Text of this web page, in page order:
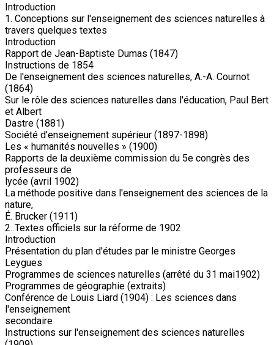
Introduction
1. Conceptions sur l'enseignement des sciences naturelles à
travers quelques textes
Introduction
Rapport de Jean-Baptiste Dumas (1847)
Instructions de 1854
De l'enseignement des sciences naturelles, A.-A. Cournot
(1864)
Sur le rôle des sciences naturelles dans l'éducation, Paul Bert
et Albert
Dastre (1881)
Société d'enseignement supérieur (1897-1898)
Les « humanités nouvelles » (1900)
Rapports de la deuxième commission du 5e congrès des
professeurs de
lycée (avril 1902)
La méthode positive dans l'enseignement des sciences de la
nature,
É. Brucker (1911)
2. Textes officiels sur la réforme de 1902
Introduction
Présentation du plan d'études par le ministre Georges
Leygues
Programmes de sciences naturelles (arrêté du 31 mai1902)
Programmes de géographie (extraits)
Conférence de Louis Liard (1904) : Les sciences dans
l'enseignement
secondaire
Instructions sur l'enseignement des sciences naturelles